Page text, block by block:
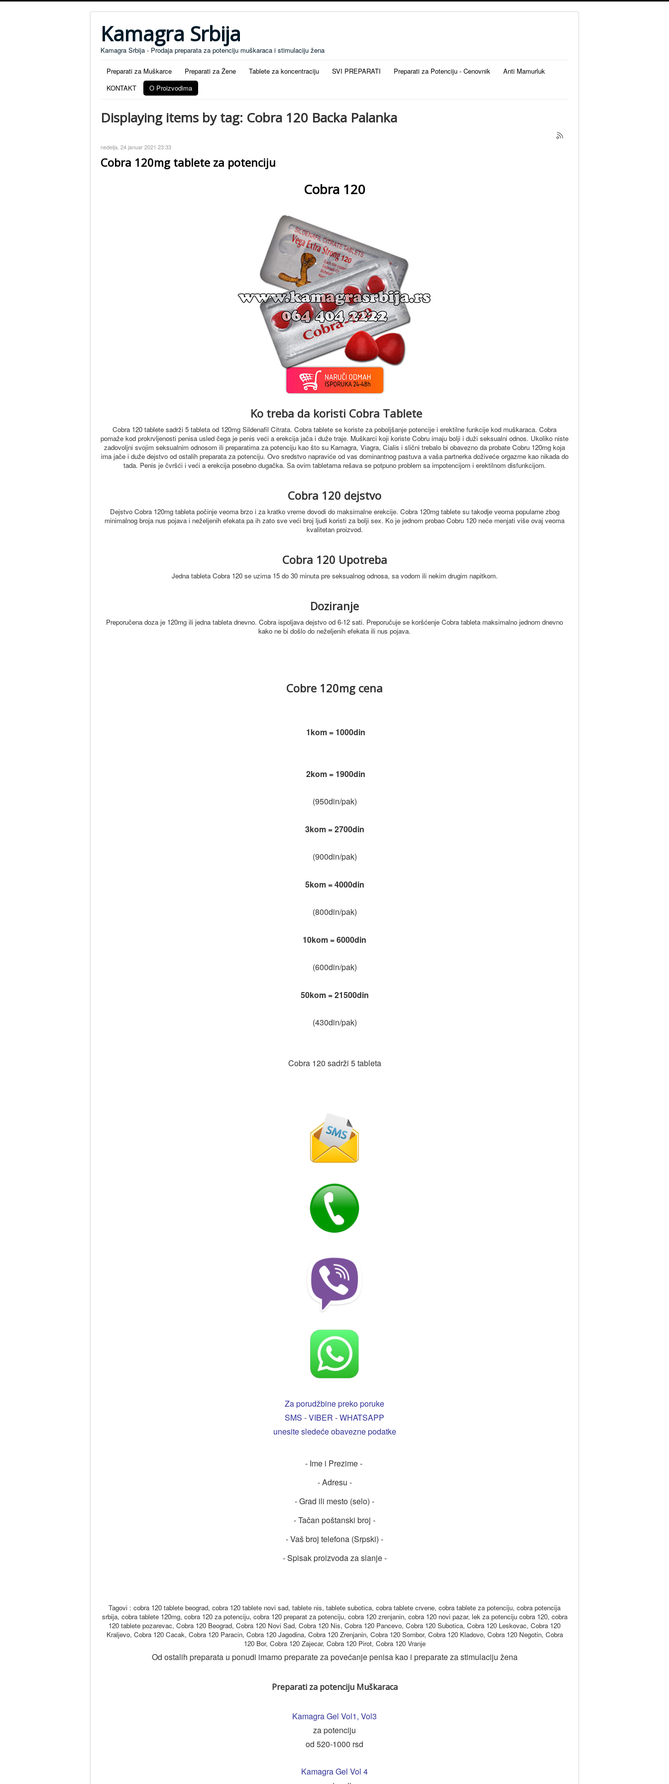
Kamagra Srbija
Kamagra Srbija - Prodaja preparata za potenciju muškaraca i stimulaciju žena
Preparati za Muškarce Preparati za Žene Tablete za koncentraciju SVI PREPARATI Preparati za Potenciju - Cenovnik
Anti Mamurluk
KONTAKT
O Proizvodima
Displaying items by tag: Cobra 120 Backa Palanka
nedelja, 24 januar 2021 23:33
Cobra 120mg tablete za potenciju
Cobra 120
Ko treba da koristi Cobra Tablete
Cobra 120 tablete sadrži 5 tableta od 120mg Sildenafil Citrata. Cobra tablete se koriste za poboljšanje potencije i erektilne funkcije kod muškaraca. Cobra
pomaže kod prokrvljenosti penisa usled čega je penis veći a erekcija jača i duže traje. Muškarci koji koriste Cobru imaju bolji i duži seksualni odnos. Ukoliko niste
zadovoljni svojim seksualnim odnosom ili preparatima za potenciju kao što su Kamagra, Viagra, Cialis i slični trebalo bi obavezno da probate Cobru 120mg koja
ima jače i duže dejstvo od ostalih preparata za potenciju. Ovo sredstvo napraviće od vas dominantnog pastuva a vaša partnerka doživeće orgazme kao nikada do
tada. Penis je čvršći i veći a erekcija posebno dugačka. Sa ovim tabletama rešava se potpuno problem sa impotencijom i erektilnom disfunkcijom.
Cobra 120 dejstvo
Dejstvo Cobra 120mg tableta počinje veoma brzo i za kratko vreme dovodi do maksimalne erekcije. Cobra 120mg tablete su takodje veoma popularne zbog
minimalnog broja nus pojava i neželjenih efekata pa ih zato sve veći broj ljudi koristi za bolji sex. Ko je jednom probao Cobru 120 neće menjati više ovaj veoma
kvalitetan proizvod.
Cobra 120 Upotreba
Jedna tableta Cobra 120 se uzima 15 do 30 minuta pre seksualnog odnosa, sa vodom ili nekim drugim napitkom.
Doziranje
Preporučena doza je 120mg ili jedna tableta dnevno. Cobra ispoljava dejstvo od 6-12 sati. Preporučuje se koršćenje Cobra tableta maksimalno jednom dnevno
kako ne bi došlo do neželjenih efekata ili nus pojava.
Cobre 120mg cena
1kom = 1000din
2kom = 1900din
(950din/pak)
3kom = 2700din
(900din/pak)
5kom = 4000din
(800din/pak)
10kom = 6000din
(600din/pak)
50kom = 21500din
(430din/pak)
Cobra 120 sadrži 5 tableta
Za porudžbine preko poruke
SMS - VIBER - WHATSAPP
unesite sledeće obavezne podatke
- Ime i Prezime -
- Adresu -
- Grad ili mesto (selo) -
- Tačan poštanski broj -
- Vaš broj telefona (Srpski) -
- Spisak proizvoda za slanje -
Tagovi : cobra 120 tablete beograd, cobra 120 tablete novi sad, tablete nis, tablete subotica, cobra tablete crvene, cobra tablete za potenciju, cobra potencija
srbija, cobra tablete 120mg, cobra 120 za potenciju, cobra 120 preparat za potenciju, cobra 120 zrenjanin, cobra 120 novi pazar, lek za potenciju cobra 120, cobra
120 tablete pozarevac, Cobra 120 Beograd, Cobra 120 Novi Sad, Cobra 120 Nis, Cobra 120 Pancevo, Cobra 120 Subotica, Cobra 120 Leskovac, Cobra 120
Kraljevo, Cobra 120 Cacak, Cobra 120 Paracin, Cobra 120 Jagodina, Cobra 120 Zrenjanin, Cobra 120 Sombor, Cobra 120 Kladovo, Cobra 120 Negotin, Cobra
120 Bor, Cobra 120 Zajecar, Cobra 120 Pirot, Cobra 120 Vranje
Od ostalih preparata u ponudi imamo preparate za povećanje penisa kao i preparate za stimulaciju žena
Preparati za potenciju Muškaraca
Kamagra Gel Vol1, Vol3
za potenciju
od 520-1000 rsd
Kamagra Gel Vol 4